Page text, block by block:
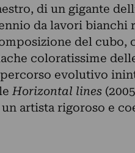
di un gigante
da lavori
del cubo,
coloratissime
evolutivo
Horizontal lines
artista rigoroso e